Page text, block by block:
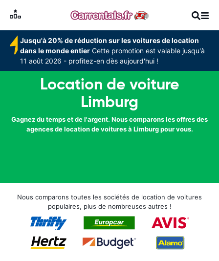
Jusqu'à 20% de réduction sur les voitures de location
dans le monde entier Cette promotion est valable jusqu'à
11 août 2026 - profitez-en dès aujourd'hui !
Location de voiture
Limburg
Gagnez du temps et de l'argent. Nous comparons les offres des
agences de location de voitures à Limburg pour vous.
Nous comparons toutes les sociétés de location de voitures
populaires, plus de nombreuses autres !